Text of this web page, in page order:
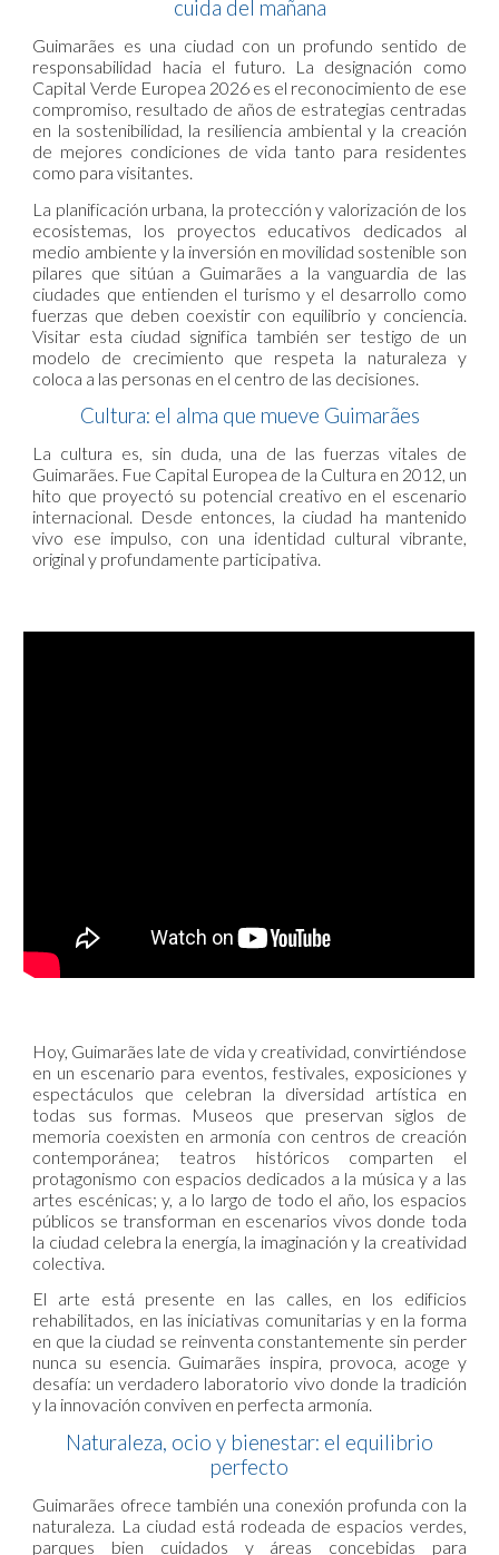
cuida del mañana
Guimarães es una ciudad con un profundo sentido de
responsabilidad hacia el futuro. La designación como
Capital Verde Europea 2026 es el reconocimiento de ese
compromiso, resultado de años de estrategias centradas
en la sostenibilidad, la resiliencia ambiental y la creación
de mejores condiciones de vida tanto para residentes
como para visitantes.
La planificación urbana, la protección y valorización de los
ecosistemas, los proyectos educativos dedicados al
medio ambiente y la inversión en movilidad sostenible son
pilares que sitúan a Guimarães a la vanguardia de las
ciudades que entienden el turismo y el desarrollo como
fuerzas que deben coexistir con equilibrio y conciencia.
Visitar esta ciudad significa también ser testigo de un
modelo de crecimiento que respeta la naturaleza y
coloca a las personas en el centro de las decisiones.
Cultura: el alma que mueve Guimarães
La cultura es, sin duda, una de las fuerzas vitales de
Guimarães. Fue Capital Europea de la Cultura en 2012, un
hito que proyectó su potencial creativo en el escenario
internacional. Desde entonces, la ciudad ha mantenido
vivo ese impulso, con una identidad cultural vibrante,
original y profundamente participativa.
Hoy, Guimarães late de vida y creatividad, convirtiéndose
en un escenario para eventos, festivales, exposiciones y
espectáculos que celebran la diversidad artística en
todas sus formas. Museos que preservan siglos de
memoria coexisten en armonía con centros de creación
contemporánea; teatros históricos comparten el
protagonismo con espacios dedicados a la música y a las
artes escénicas; y, a lo largo de todo el año, los espacios
públicos se transforman en escenarios vivos donde toda
la ciudad celebra la energía, la imaginación y la creatividad
colectiva.
El arte está presente en las calles, en los edificios
rehabilitados, en las iniciativas comunitarias y en la forma
en que la ciudad se reinventa constantemente sin perder
nunca su esencia. Guimarães inspira, provoca, acoge y
desafía: un verdadero laboratorio vivo donde la tradición
y la innovación conviven en perfecta armonía.
Naturaleza, ocio y bienestar: el equilibrio
perfecto
Guimarães ofrece también una conexión profunda con la
naturaleza. La ciudad está rodeada de espacios verdes,
parques bien cuidados y áreas concebidas para